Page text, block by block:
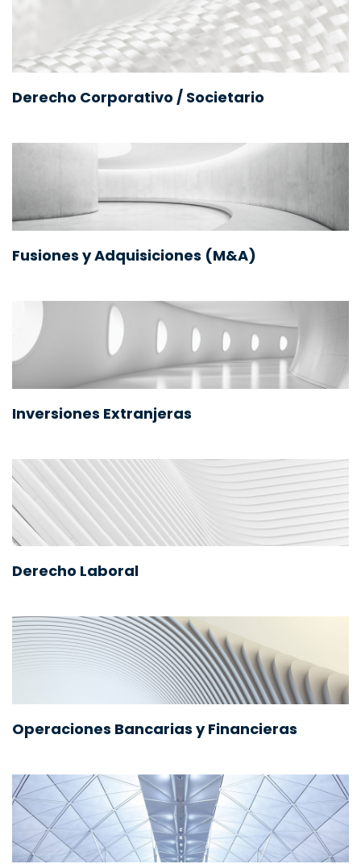
Derecho Corporativo / Societario
Fusiones y Adquisiciones (M&A)
Inversiones Extranjeras
Derecho Laboral
Operaciones Bancarias y Financieras